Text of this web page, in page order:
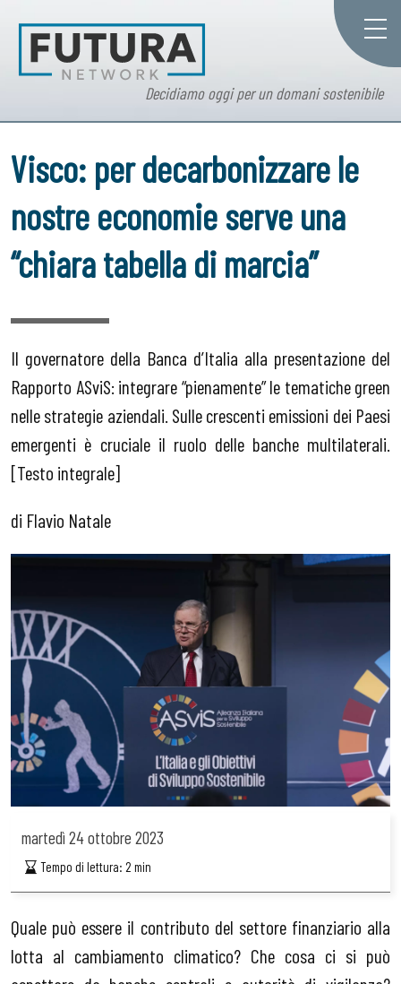
Decidiamo oggi per un domani sostenibile
Visco: per decarbonizzare le
nostre economie serve una
“chiara tabella di marcia”
Il governatore della Banca d’Italia alla presentazione del
Rapporto ASviS: integrare “pienamente” le tematiche green
nelle strategie aziendali. Sulle crescenti emissioni dei Paesi
emergenti è cruciale il ruolo delle banche multilaterali.
[Testo integrale]
di Flavio Natale
martedì 24 ottobre 2023
Tempo di lettura: 2 min
Quale può essere il contributo del settore finanziario alla
lotta al cambiamento climatico? Che cosa ci si può